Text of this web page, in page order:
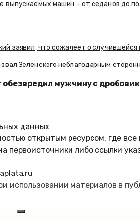
выпускаемых машин – от седанов до
заявил, что сожалеет о
Зеленского неблагодарным
обезвредил мужчину с
данных
открытым ресурсом, где
первоисточники либо ссылки
использовании материалов в